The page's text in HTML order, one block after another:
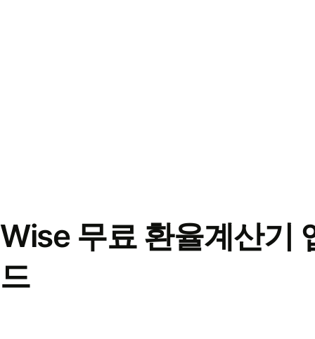
Wise 무료 환율계산기
드